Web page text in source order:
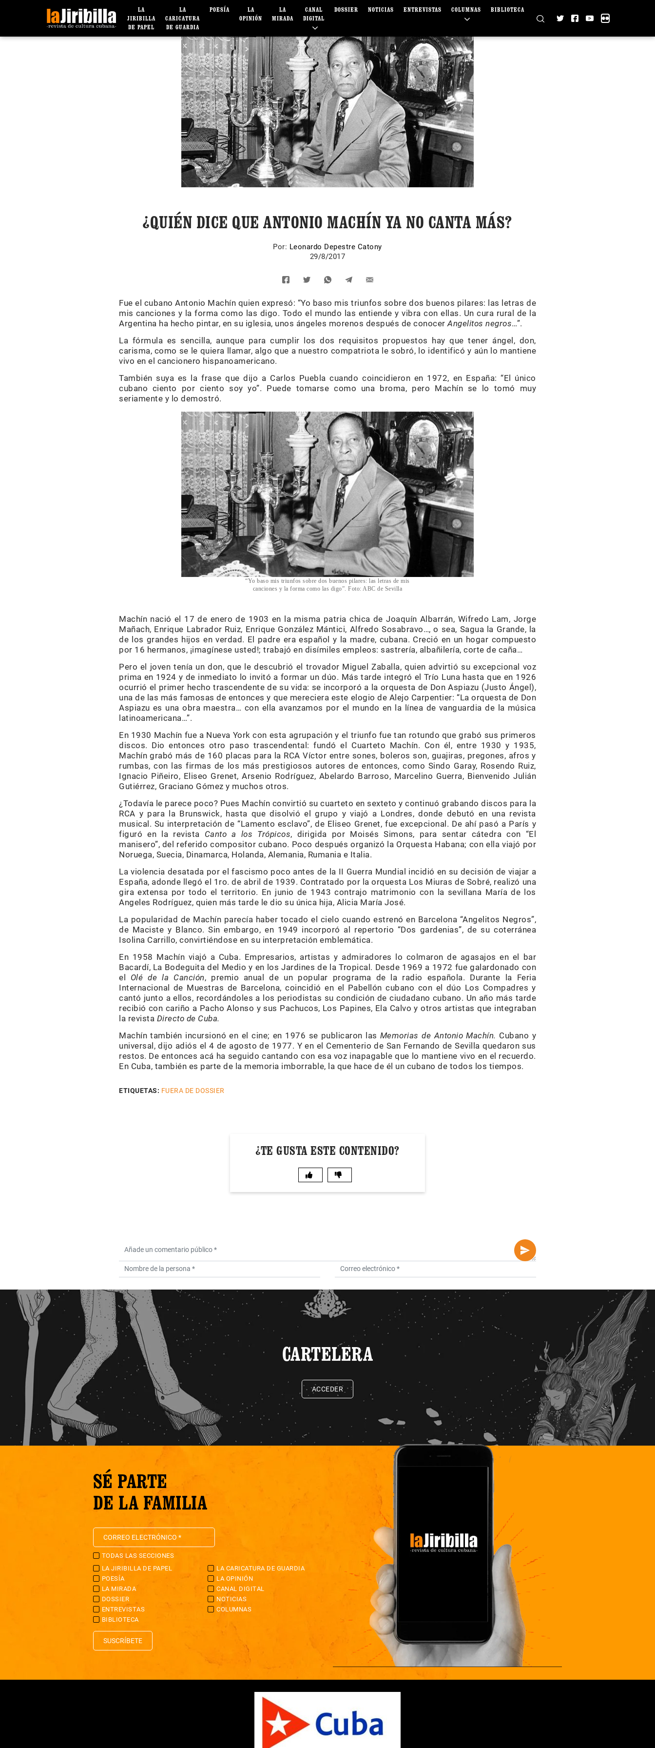
LA
JIRIBILLA
DE PAPEL
LA
CARICATURA
DE GUARDIA
POESÍA
LA
OPINIÓN
LA
MIRADA
CANAL
DIGITAL
DOSSIER NOTICIAS ENTREVISTAS COLUMNAS BIBLIOTECA
¿QUIÉN DICE QUE ANTONIO MACHÍN YA NO CANTA MÁS?
Por: Leonardo Depestre Catony
29/8/2017
Fue el cubano Antonio Machín quien expresó: “Yo baso mis triunfos sobre dos buenos pilares: las letras de
mis canciones y la forma como las digo. Todo el mundo las entiende y vibra con ellas. Un cura rural de la
Argentina ha hecho pintar, en su iglesia, unos ángeles morenos después de conocerAngelitos negros…”.
La fórmula es sencilla, aunque para cumplir los dos requisitos propuestos hay que tener ángel, don,
carisma, como se le quiera llamar, algo que a nuestro compatriota le sobró, lo identificó y aún lo mantiene
vivo en el cancionero hispanoamericano.
También suya es la frase que dijo a Carlos Puebla cuando coincidieron en 1972, en España: “El único
cubano ciento por ciento soy yo”. Puede tomarse como una broma, pero Machín se lo tomó muy
seriamente y lo demostró.
“Yo baso mis triunfos sobre dos buenos pilares: las letras de mis
canciones y la forma como las digo”. Foto: ABC de Sevilla
Machín nació el 17 de enero de 1903 en la misma patria chica de Joaquín Albarrán, Wifredo Lam, Jorge
Mañach, Enrique Labrador Ruiz, Enrique González Mántici, Alfredo Sosabravo…, o sea, Sagua la Grande, la
de los grandes hijos en verdad. El padre era español y la madre, cubana. Creció en un hogar compuesto
por 16 hermanos, ¡imagínese usted!; trabajó en disímiles empleos: sastrería, albañilería, corte de caña…
Pero el joven tenía un don, que le descubrió el trovador Miguel Zaballa, quien advirtió su excepcional voz
prima en 1924 y de inmediato lo invitó a formar un dúo. Más tarde integró el Trío Luna hasta que en 1926
ocurrió el primer hecho trascendente de su vida: se incorporó a la orquesta de Don Aspiazu (Justo Ángel),
una de las más famosas de entonces y que mereciera este elogio de Alejo Carpentier: “La orquesta de Don
Aspiazu es una obra maestra… con ella avanzamos por el mundo en la línea de vanguardia de la música
latinoamericana…”.
En 1930 Machín fue a Nueva York con esta agrupación y el triunfo fue tan rotundo que grabó sus primeros
discos. Dio entonces otro paso trascendental: fundó el Cuarteto Machín. Con él, entre 1930 y 1935,
Machín grabó más de 160 placas para la RCA Víctor entre sones, boleros son, guajiras, pregones, afros y
rumbas, con las firmas de los más prestigiosos autores de entonces, como Sindo Garay, Rosendo Ruiz,
Ignacio Piñeiro, Eliseo Grenet, Arsenio Rodríguez, Abelardo Barroso, Marcelino Guerra, Bienvenido Julián
Gutiérrez, Graciano Gómez y muchos otros.
¿Todavía le parece poco? Pues Machín convirtió su cuarteto en sexteto y continuó grabando discos para la
RCA y para la Brunswick, hasta que disolvió el grupo y viajó a Londres, donde debutó en una revista
musical. Su interpretación de “Lamento esclavo”, de Eliseo Grenet, fue excepcional. De ahí pasó a París y
figuró en la revista Canto a los Trópicos, dirigida por Moisés Simons, para sentar cátedra con “El
manisero”, del referido compositor cubano. Poco después organizó la Orquesta Habana; con ella viajó por
Noruega, Suecia, Dinamarca, Holanda, Alemania, Rumania e Italia.
La violencia desatada por el fascismo poco antes de la II Guerra Mundial incidió en su decisión de viajar a
España, adonde llegó el 1ro. de abril de 1939. Contratado por la orquesta Los Miuras de Sobré, realizó una
gira extensa por todo el territorio. En junio de 1943 contrajo matrimonio con la sevillana María de los
Angeles Rodríguez, quien más tarde le dio su única hija, Alicia María José.
La popularidad de Machín parecía haber tocado el cielo cuando estrenó en Barcelona “Angelitos Negros”,
de Maciste y Blanco. Sin embargo, en 1949 incorporó al repertorio “Dos gardenias”, de su coterránea
Isolina Carrillo, convirtiéndose en su interpretación emblemática.
En 1958 Machín viajó a Cuba. Empresarios, artistas y admiradores lo colmaron de agasajos en el bar
Bacardí, La Bodeguita del Medio y en los Jardines de la Tropical. Desde 1969 a 1972 fue galardonado con
el Olé de la Canción, premio anual de un popular programa de la radio española. Durante la Feria
Internacional de Muestras de Barcelona, coincidió en el Pabellón cubano con el dúo Los Compadres y
cantó junto a ellos, recordándoles a los periodistas su condición de ciudadano cubano. Un año más tarde
recibió con cariño a Pacho Alonso y sus Pachucos, Los Papines, Ela Calvo y otros artistas que integraban
la revista Directo de Cuba.
Machín también incursionó en el cine; en 1976 se publicaron las Memorias de Antonio Machín. Cubano y
universal, dijo adiós el 4 de agosto de 1977. Y en el Cementerio de San Fernando de Sevilla quedaron sus
restos. De entonces acá ha seguido cantando con esa voz inapagable que lo mantiene vivo en el recuerdo.
En Cuba, también es parte de la memoria imborrable, la que hace de él un cubano de todos los tiempos.
ETIQUETAS: FUERA DE DOSSIER
¿TE GUSTA ESTE CONTENIDO?
CARTELERA
ACCEDER
SÉ PARTE
DE LA FAMILIA
TODAS LAS SECCIONES
LA JIRIBILLA DE PAPEL
LA CARICATURA DE GUARDIA
POESÍA
LA OPINIÓN
LA MIRADA
CANAL DIGITAL
DOSSIER
NOTICIAS
ENTREVISTAS
COLUMNAS
BIBLIOTECA
SUSCRÍBETE